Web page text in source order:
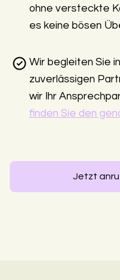
ohne versteckte
es keine bösen
Wir begleiten Sie
zuverlässigen
wir Ihr
finden Sie den
Jetzt